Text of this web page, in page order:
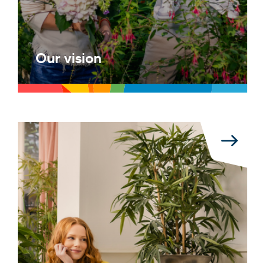
Our vision